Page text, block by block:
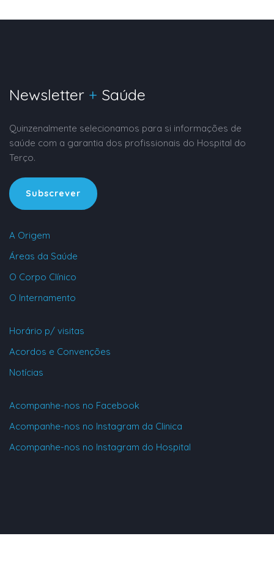
Newsletter + Saúde
Quinzenalmente selecionamos para si informações de
saúde com a garantia dos profissionais do Hospital do
Terço.
Subscrever
A Origem
Áreas da Saúde
O Corpo Clínico
O Internamento
Horário p/ visitas
Acordos e Convenções
Notícias
Acompanhe-nos no Facebook
Acompanhe-nos no Instagram da Clinica
Acompanhe-nos no Instagram do Hospital